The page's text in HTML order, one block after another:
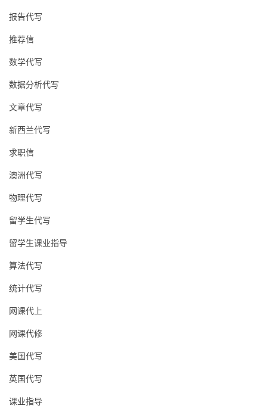
报告代写
推荐信
数学代写
数据分析代写
文章代写
新西兰代写
求职信
澳洲代写
物理代写
留学生代写
留学生课业指导
算法代写
统计代写
网课代上
网课代修
美国代写
英国代写
课业指导